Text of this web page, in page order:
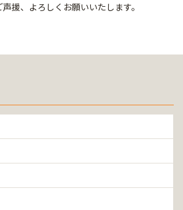
援、よろしくお願いいたします。